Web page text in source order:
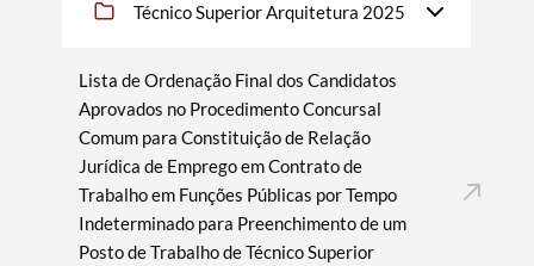
Técnico Superior Arquitetura 2025
Lista de Ordenação Final dos Candidatos
Aprovados no Procedimento Concursal
Comum para Constituição de Relação
Jurídica de Emprego em Contrato de
Trabalho em Funções Públicas por Tempo
Indeterminado para Preenchimento de um
Posto de Trabalho de Técnico Superior